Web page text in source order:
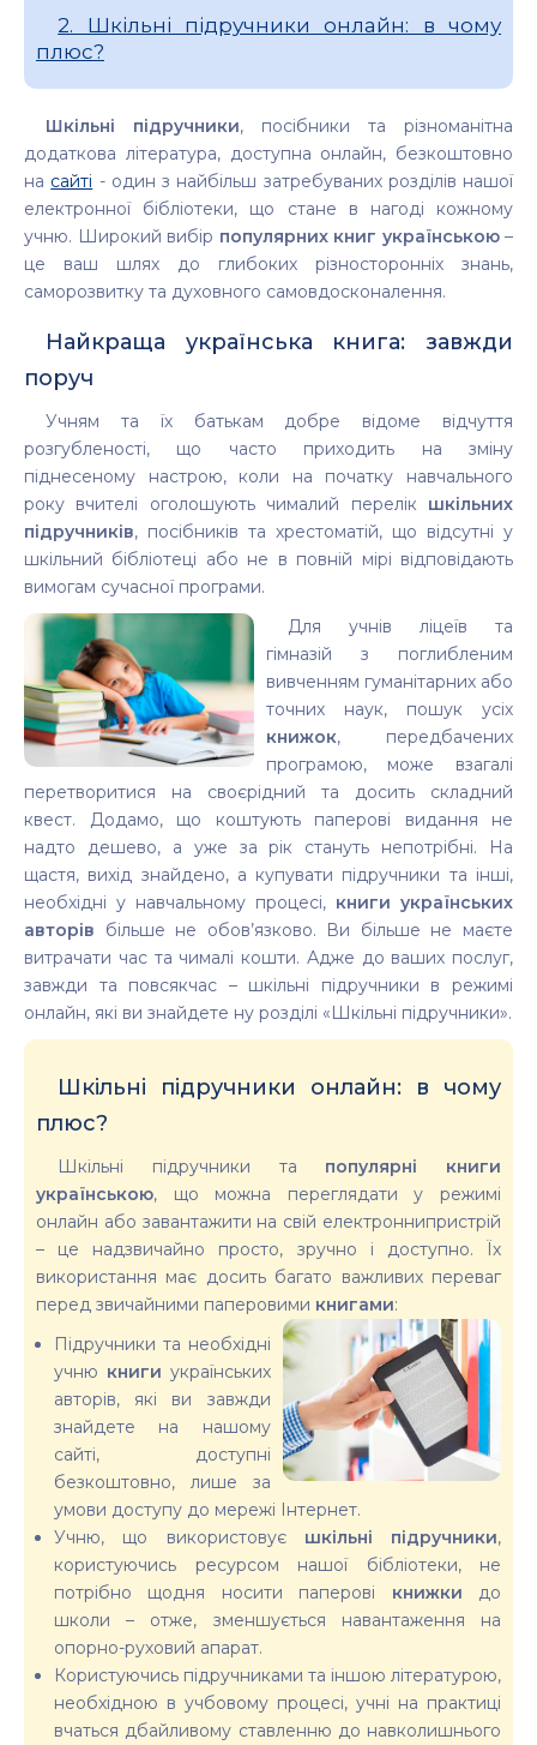
2. Шкільні підручники онлайн: в чому
плюс?
Шкільні підручники, посібники та різноманітна
додаткова література, доступна онлайн, безкоштовно
на сайті - один з найбільш затребуваних розділів нашої
електронної бібліотеки, що стане в нагоді кожному
учню. Широкий вибір популярних книг українською–
це ваш шлях до глибоких різносторонніх знань,
саморозвитку та духовного самовдосконалення.
Найкраща українська книга: завжди
поруч
Учням та їх батькам добре відоме відчуття
розгубленості, що часто приходить на зміну
піднесеному настрою, коли на початку навчального
року вчителі оголошують чималий перелік шкільних
підручників, посібників та хрестоматій, що відсутні у
шкільний бібліотеці або не в повній мірі відповідають
вимогам сучасної програми.
Для учнів ліцеїв та
гімназій з поглибленим
вивченням гуманітарних або
точних наук, пошук усіх
книжок, передбачених
програмою, може взагалі
перетворитися на своєрідний та досить складний
квест. Додамо, що коштують паперові видання не
надто дешево, а уже за рік стануть непотрібні. На
щастя, вихід знайдено, а купувати підручники та інші,
необхідні у навчальному процесі, книги українських
авторів більше не обов’язково. Ви більше не маєте
витрачати час та чималі кошти. Адже до ваших послуг,
завжди та повсякчас – шкільні підручники в режимі
онлайн, які ви знайдете ну розділі «Шкільні підручники».
Шкільні підручники онлайн: в чому
плюс?
Шкільні підручники та популярні книги
українською, що можна переглядати у режимі
онлайн або завантажити на свій електроннипристрій
– це надзвичайно просто, зручно і доступно. Їх
використання має досить багато важливих переваг
перед звичайними паперовими книгами:
Підручники та необхідні
учню книги українських
авторів, які ви завжди
знайдете на нашому
сайті, доступні
безкоштовно, лише за
умови доступу до мережі Інтернет.
Учню, що використовує шкільні підручники,
користуючись ресурсом нашої бібліотеки, не
потрібно щодня носити паперові книжки до
школи – отже, зменшується навантаження на
опорно-руховий апарат.
Користуючись підручниками та іншою літературою,
необхідною в учбовому процесі, учні на практиці
вчаться дбайливому ставленню до навколишнього